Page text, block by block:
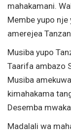
mahakamani.
Membe yupo nje
amerejea
Musiba yupo
Taarifa ambazo
Musiba
kimahakama
Desemba
Madalali wa